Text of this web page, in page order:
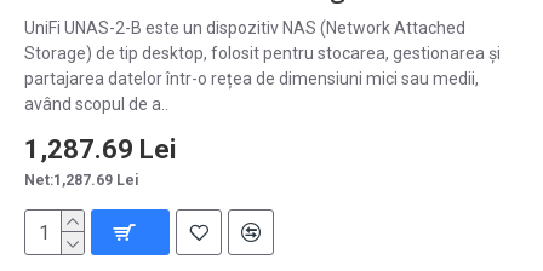
UniFi UNAS-2-B este un dispozitiv NAS (Network Attached
Storage) de tip desktop, folosit pentru stocarea, gestionarea și
partajarea datelor într-o rețea de dimensiuni mici sau medii,
având scopul de a..
1,287.69 Lei
Net:1,287.69 Lei